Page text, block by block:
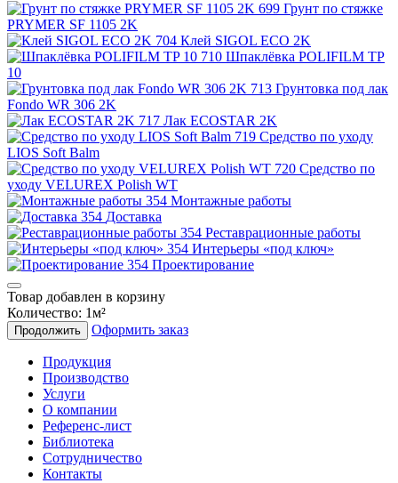
Грунт по стяжке
PRYMER SF 1105 2K
Клей SIGOL ECO 2K
Шпаклёвка POLIFILM TP
10
Грунтовка под лак
Fondo WR 306 2K
Лак ECOSTAR 2K
Средство по уходу
LIOS Soft Balm
Средство по
уходу VELUREX Polish WT
Монтажные работы
Доставка
Реставрационные работы
Интерьеры «под ключ»
Проектирование
Товар добавлен в корзину
Количество: 1м²
Продолжить Оформить заказ
Продукция
Производство
Услуги
О компании
Референс-лист
Библиотека
Сотрудничество
Контакты